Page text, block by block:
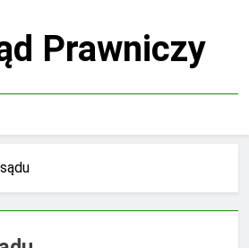
Prawniczy